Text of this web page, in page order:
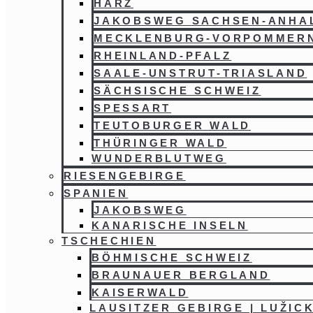
HARZ
JAKOBSWEG SACHSEN-
MECKLENBURG-
RHEINLAND-PFALZ
SAALE-UNSTRUT-TRIASLAND
SÄCHSISCHE SCHWEIZ
SPESSART
TEUTOBURGER WALD
THÜRINGER WALD
WUNDERBLUTWEG
RIESENGEBIRGE
SPANIEN
JAKOBSWEG
KANARISCHE INSELN
TSCHECHIEN
BÖHMISCHE SCHWEIZ
BRAUNAUER BERGLAND
KAISERWALD
LAUSITZER GEBIRGE |